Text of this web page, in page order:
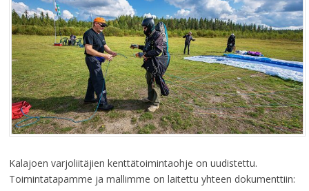
Kalajoen varjoliitäjien kenttätoimintaohje on uudistettu.
Toimintatapamme ja mallimme on laitettu yhteen dokumenttiin: